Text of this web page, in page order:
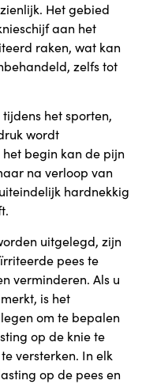
Het gebied
aan het
raken, wat kan
zelfs tot
het sporten,
wordt
begin kan de pijn
na verloop van
hardnekkig
uitgelegd, zijn
pees te
verminderen. Als u
is het
om te bepalen
op de knie te
versterken. In elk
op de pees en